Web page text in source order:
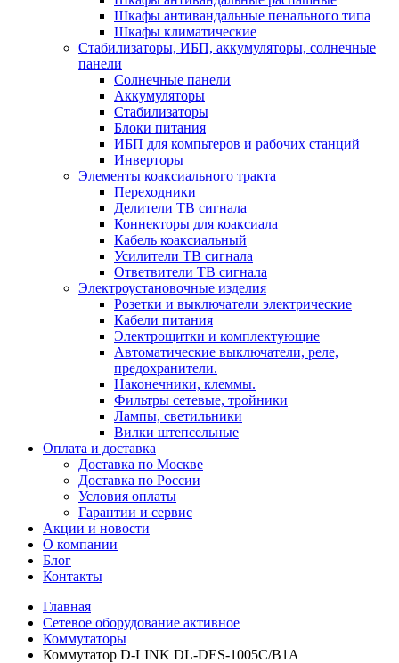
Шкафы антивандальные пенального типа
Шкафы климатические
Стабилизаторы, ИБП, аккумуляторы, солнечные
панели
Солнечные панели
Аккумуляторы
Стабилизаторы
Блоки питания
ИБП для компьтеров и рабочих станций
Инверторы
Элементы коаксиального тракта
Переходники
Делители ТВ сигнала
Коннекторы для коаксиала
Кабель коаксиальный
Усилители ТВ сигнала
Ответвители ТВ сигнала
Электроустановочные изделия
Розетки и выключатели электрические
Кабели питания
Электрощитки и комплектующие
Автоматические выключатели, реле,
предохранители.
Наконечники, клеммы.
Фильтры сетевые, тройники
Лампы, светильники
Вилки штепсельные
Оплата и доставка
Доставка по Москве
Доставка по России
Условия оплаты
Гарантии и сервис
Акции и новости
О компании
Блог
Контакты
Главная
Сетевое оборудование активное
Коммутаторы
Коммутатор D-LINK DL-DES-1005C/B1A